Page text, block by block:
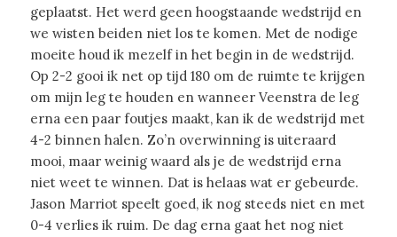
geplaatst. Het werd geen hoogstaande wedstrijd en
we wisten beiden niet los te komen. Met de nodige
moeite houd ik mezelf in het begin in de wedstrijd.
Op 2-2 gooi ik net op tijd 180 om de ruimte te krijgen
om mijn leg te houden en wanneer Veenstra de leg
erna een paar foutjes maakt, kan ik de wedstrijd met
4-2 binnen halen. Zo’n overwinning is uiteraard
mooi, maar weinig waard als je de wedstrijd erna
niet weet te winnen. Dat is helaas wat er gebeurde.
Jason Marriot speelt goed, ik nog steeds niet en met
0-4 verlies ik ruim. De dag erna gaat het nog niet